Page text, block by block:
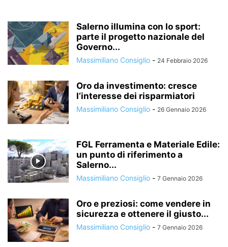
Salerno illumina con lo sport:
parte il progetto nazionale del
Governo...
Massimiliano Consiglio - 24 Febbraio 2026
Oro da investimento: cresce
l’interesse dei risparmiatori
Massimiliano Consiglio - 26 Gennaio 2026
FGL Ferramenta e Materiale Edile:
un punto di riferimento a
Salerno...
Massimiliano Consiglio - 7 Gennaio 2026
Oro e preziosi: come vendere in
sicurezza e ottenere il giusto...
Massimiliano Consiglio - 7 Gennaio 2026